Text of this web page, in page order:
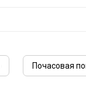
Почасовая